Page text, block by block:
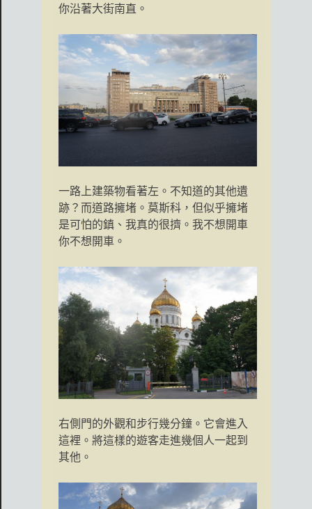
你沿著大街南直。
一路上建築物看著左。不知道的其他遺
跡？而道路擁堵。莫斯科，但似乎擁堵
是可怕的鎮、我真的很擠。我不想開車
你不想開車。
右側門的外觀和步行幾分鐘。它會進入
這裡。將這樣的遊客走進幾個人一起到
其他。